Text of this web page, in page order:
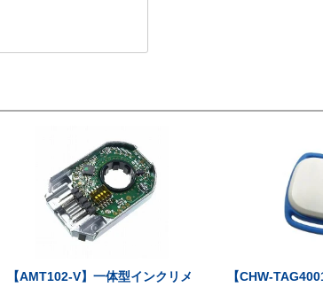
【AMT102-V】一体型インクリメ
【CHW-